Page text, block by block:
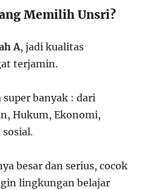
Memilih Unsri?
A, jadi kualitas
terjamin.
banyak : dari
Hukum, Ekonomi,
besar dan serius, cocok
lingkungan belajar